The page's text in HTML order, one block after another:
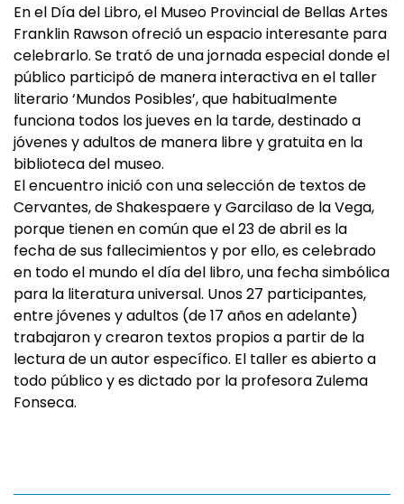
En el Día del Libro, el Museo Provincial de Bellas Artes
Franklin Rawson ofreció un espacio interesante para
celebrarlo. Se trató de una jornada especial donde el
público participó de manera interactiva en el taller
literario ‘Mundos Posibles’, que habitualmente
funciona todos los jueves en la tarde, destinado a
jóvenes y adultos de manera libre y gratuita en la
biblioteca del museo.
El encuentro inició con una selección de textos de
Cervantes, de Shakespaere y Garcilaso de la Vega,
porque tienen en común que el 23 de abril es la
fecha de sus fallecimientos y por ello, es celebrado
en todo el mundo el día del libro, una fecha simbólica
para la literatura universal. Unos 27 participantes,
entre jóvenes y adultos (de 17 años en adelante)
trabajaron y crearon textos propios a partir de la
lectura de un autor específico. El taller es abierto a
todo público y es dictado por la profesora Zulema
Fonseca.